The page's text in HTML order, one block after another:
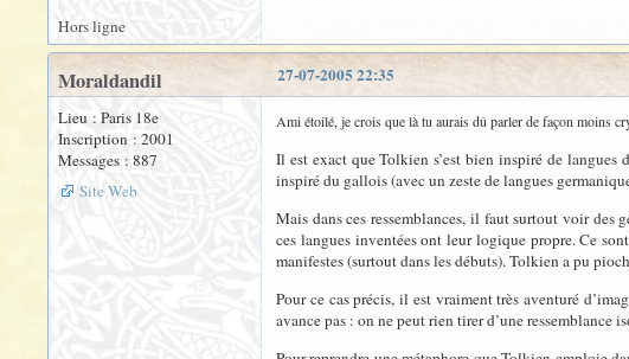
Hors ligne
27-07-2005 22:35
Moraldandil
Lieu : Paris 18e
Inscription : 2001
Messages : 887
Site Web
Ami étoilé, je crois que là tu aurais dû parler de façon moins
Il est exact que Tolkien s’est bien inspiré de
inspiré du gallois (avec un zeste de langues
Mais dans ces ressemblances, il faut surtout voir des
ces langues inventées ont leur logique propre. Ce
manifestes (surtout dans les débuts). Tolkien a pu
Pour ce cas précis, il est vraiment très aventuré
avance pas : on ne peut rien tirer d’une ressemblance